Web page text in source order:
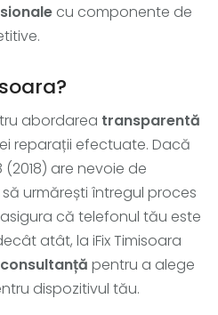
cu componente de
abordarea transparentă
reparații efectuate. Dacă
are nevoie de
urmărești întregul proces
că telefonul tău este
atât, la iFix Timisoara
consultanță pentru a alege
dispozitivul tău.